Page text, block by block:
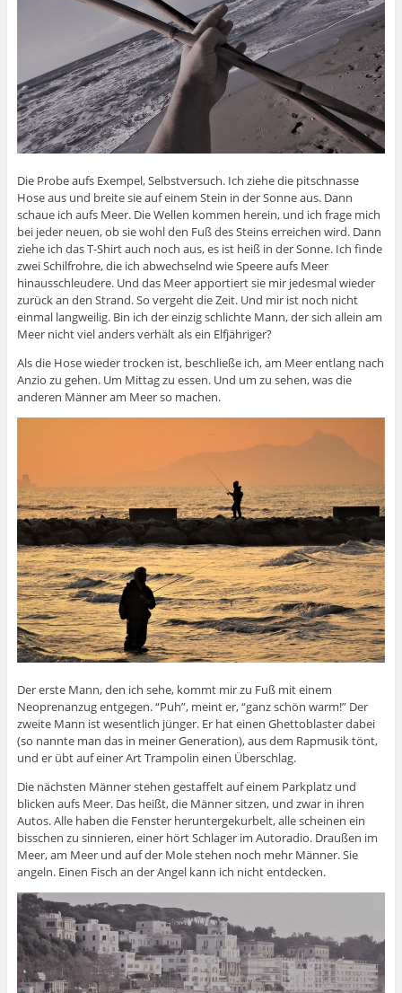
Die Probe aufs Exempel, Selbstversuch. Ich ziehe die pitschnasse
Hose aus und breite sie auf einem Stein in der Sonne aus. Dann
schaue ich aufs Meer. Die Wellen kommen herein, und ich frage mich
bei jeder neuen, ob sie wohl den Fuß des Steins erreichen wird. Dann
ziehe ich das T-Shirt auch noch aus, es ist heiß in der Sonne. Ich finde
zwei Schilfrohre, die ich abwechselnd wie Speere aufs Meer
hinausschleudere. Und das Meer apportiert sie mir jedesmal wieder
zurück an den Strand. So vergeht die Zeit. Und mir ist noch nicht
einmal langweilig. Bin ich der einzig schlichte Mann, der sich allein am
Meer nicht viel anders verhält als ein Elfjähriger?
Als die Hose wieder trocken ist, beschließe ich, am Meer entlang nach
Anzio zu gehen. Um Mittag zu essen. Und um zu sehen, was die
anderen Männer am Meer so machen.
Der erste Mann, den ich sehe, kommt mir zu Fuß mit einem
Neoprenanzug entgegen. “Puh”, meint er, “ganz schön warm!” Der
zweite Mann ist wesentlich jünger. Er hat einen Ghettoblaster dabei
(so nannte man das in meiner Generation), aus dem Rapmusik tönt,
und er übt auf einer Art Trampolin einen Überschlag.
Die nächsten Männer stehen gestaffelt auf einem Parkplatz und
blicken aufs Meer. Das heißt, die Männer sitzen, und zwar in ihren
Autos. Alle haben die Fenster heruntergekurbelt, alle scheinen ein
bisschen zu sinnieren, einer hört Schlager im Autoradio. Draußen im
Meer, am Meer und auf der Mole stehen noch mehr Männer. Sie
angeln. Einen Fisch an der Angel kann ich nicht entdecken.